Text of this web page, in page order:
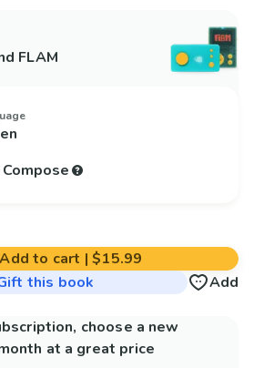
FLAM
Add to cart |$15.99
this book
Add
choose a new
at a great price